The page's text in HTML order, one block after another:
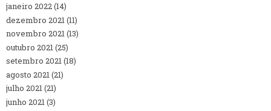
janeiro 2022(14)
dezembro 2021(11)
novembro 2021(13)
outubro 2021(25)
setembro 2021(18)
agosto 2021(21)
julho 2021(21)
junho 2021(3)